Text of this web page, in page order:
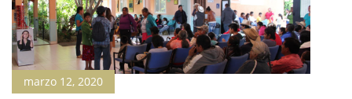
marzo 12, 2020